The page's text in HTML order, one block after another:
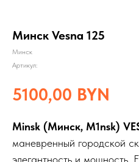
Минск Vesna 125
Минск
Артикул:
5100,00 BYN
Minsk (Минск, M1nsk)
маневренный городской
элегантность и мощность.